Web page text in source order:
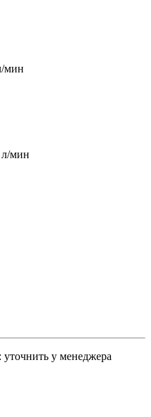
мин
л/мин
уточнить у менеджера